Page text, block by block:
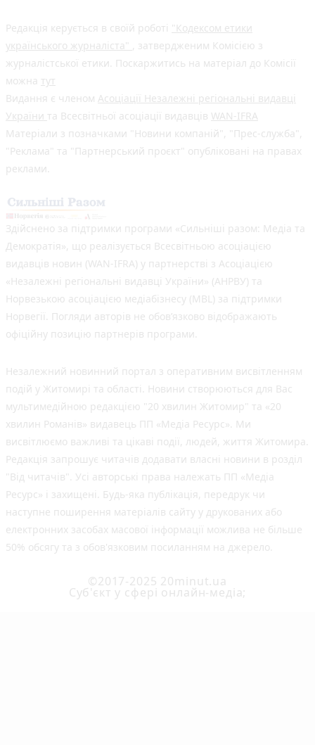
Редакція керується в своїй роботі "Кодексом етики
українського журналіста" , затвердженим Комісією з
журналістської етики. Поскаржитись на матеріал до Комісії
можна тут
Видання є членом Асоціації Незалежні регіональні видавці
України та Всесвітньої асоціації видавців WAN-IFRA
Матеріали з позначками "Новини компаній", "Прес-служба",
"Реклама" та "Партнерський проєкт" опубліковані на правах
реклами.
Здійснено за підтримки програми «Сильніші разом: Медіа та
Демократія», що реалізується Всесвітньою асоціацією
видавців новин (WAN-IFRA) у партнерстві з Асоціацією
«Незалежні регіональні видавці України» (АНРВУ) та
Норвезькою асоціацією медіабізнесу (MBL) за підтримки
Норвегії. Погляди авторів не обов’язково відображають
офіційну позицію партнерів програми.
Незалежний новинний портал з оперативним висвітленням
подій у Житомирі та області. Новини створюються для Вас
мультимедійною редакцією "20 хвилин Житомир" та «20
хвилин Романів» видавець ПП «Медіа Ресурс». Ми
висвітлюємо важливі та цікаві події, людей, життя Житомира.
Редакція запрошує читачів додавати власні новини в розділ
"Від читачів". Усі авторські права належать ПП «Медіа
Ресурс» і захищені. Будь-яка публiкацiя, передрук чи
наступне поширення матеріалів сайту у друкованих або
електронних засобах масової інформації можлива не більше
50% обсягу та з обов'язковим посиланням на джерело.
©2017-2025 20minut.ua
Cуб'єкт у сфері онлайн-медіа;